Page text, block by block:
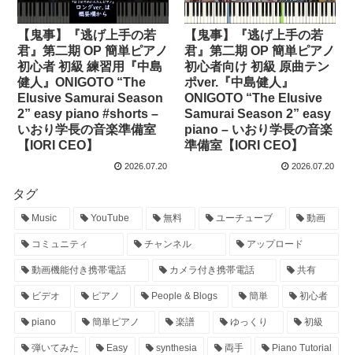
【鬼事】『逃げ上手の若
君』第二期 OP 簡単ピアノ
初心者 初級 練習用『中島
健人』ONIGOTO “The
Elusive Samurai Season
2” easy piano #shorts –
いおり学長の音楽準備室
【IORI CEO】
2026.07.20
【鬼事】『逃げ上手の若
君』第二期 OP 簡単ピアノ
初心者向け 初級 原曲テン
ポver.『中島健人』
ONIGOTO “The Elusive
Samurai Season 2” easy
piano – いおり学長の音楽
準備室【IORI CEO】
2026.07.20
タグ
Music YouTube 無料 ユーチューブ 動画
コミュニティ チャンネル アップロード
動画機能付き携帯電話 カメラ付き携帯電話 共有
ビデオ ピアノ People & Blogs 簡単 初心者
piano 簡単ピアノ 楽譜 ゆっくり 初級
弾いてみた Easy synthesia 両手 Piano Tutorial